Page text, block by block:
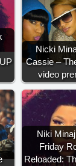
Nicki
Cassie –
video
Niki
Friday
Reloaded: